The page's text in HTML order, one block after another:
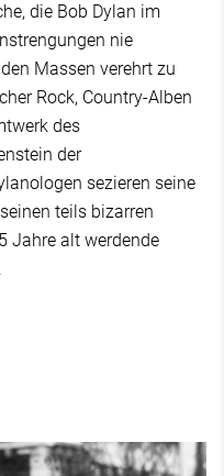
die Bob Dylan im
nie
Massen verehrt zu
Rock, Country-Alben
des
der
sezieren seine
teils bizarren
Jahre alt werdende